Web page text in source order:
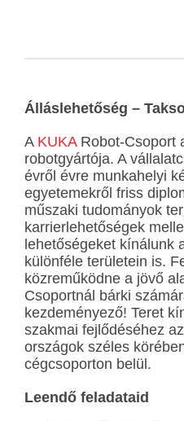
Álláslehetőség –
A KUKA Robot-Csoport
robotgyártója. A
évről évre munkahelyi
egyetemekről friss
műszaki tudományok
karrierlehetőségek
lehetőségeket kínálunk
különféle területein is.
közreműködne a jövő
Csoportnál bárki
kezdeményező! Teret
szakmai fejlődéséhez
országok széles
cégcsoporton belül.
Leendő feladataid